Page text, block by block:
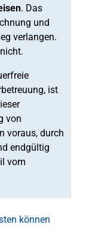
. Das
und
verlangen.
ist
von
voraus, durch
endgültig
vom
können